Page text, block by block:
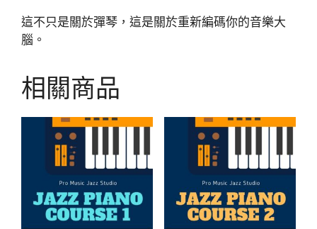
這不只是關於彈琴，這是關於重新編碼你的音樂大
腦。
相關商品